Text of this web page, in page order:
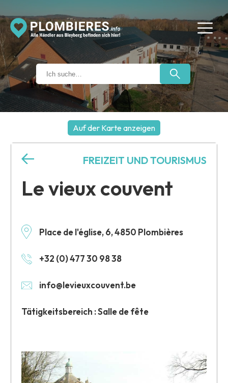
Auf der Karte anzeigen
Le vieux couvent
Place de l'église, 6, 4850 Plombières
+32 (0) 477 30 98 38
info@levieuxcouvent.be
Tätigkeitsbereich : Salle de fête
FREIZEIT UND TOURISMUS
+
−